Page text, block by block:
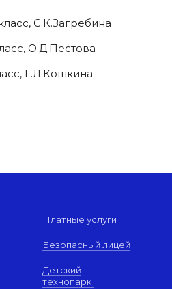
С.К.Загребина
О.Д.Пестова
Г.Л.Кошкина
Платные услуги
Безопасный лицей
Детский
технопарк